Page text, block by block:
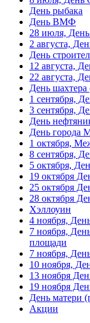
День рыбака
День ВМФ
28 июля,
2 августа,
День
12 августа,
22 августа,
День шахтера
1 сентября,
3 сентября,
День
День города
1 октября,
8 сентября,
5 октября,
19 октября
25 октября
28 октября
Хэллоуин
4 ноября,
7 ноября,
площади
7 ноября,
10 ноября,
13 ноября
19 ноября
День матери
Акции